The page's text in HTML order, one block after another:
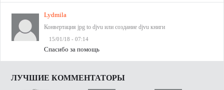
Lydmila
Конвертация jpg to djvu или создание djvu книги
15/01/18 - 07:14
Спасибо за помощь
ЛУЧШИЕ КОММЕНТАТОРЫ